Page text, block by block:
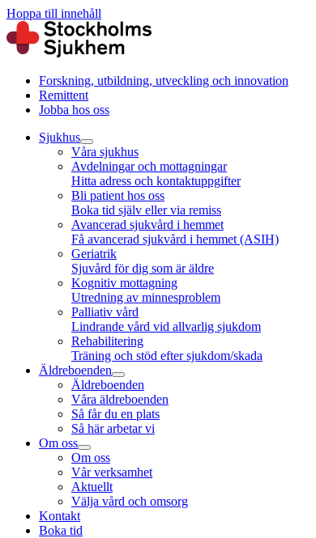
Hoppa till innehåll
Forskning, utbildning, utveckling och innovation
Remittent
Jobba hos oss
Sjukhus
Våra sjukhus
Avdelningar och mottagningar
Hitta adress och kontaktuppgifter
Bli patient hos oss
Boka tid själv eller via remiss
Avancerad sjukvård i hemmet
Få avancerad sjukvård i hemmet (ASIH)
Geriatrik
Sjuvård för dig som är äldre
Kognitiv mottagning
Utredning av minnesproblem
Palliativ vård
Lindrande vård vid allvarlig sjukdom
Rehabilitering
Träning och stöd efter sjukdom/skada
Äldreboenden
Äldreboenden
Våra äldreboenden
Så får du en plats
Så här arbetar vi
Om oss
Om oss
Vår verksamhet
Aktuellt
Välja vård och omsorg
Kontakt
Boka tid